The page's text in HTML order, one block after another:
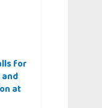
for
at